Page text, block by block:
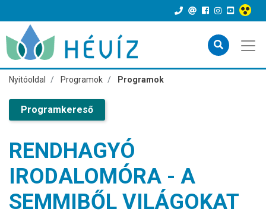
Nyitóoldal Programok Programok
Programkereső
RENDHAGYÓ
IRODALOMÓRA - A
SEMMIBŐL VILÁGOKAT